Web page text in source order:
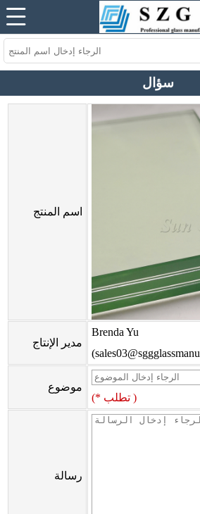
سؤال
اسم المنتج
مدير الإنتاج
Brenda Yu
موضوع
(* تطلب )
رسالة